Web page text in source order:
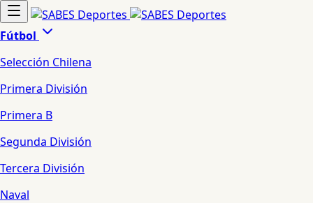
Fútbol
Selección Chilena
Primera División
Primera B
Segunda División
Tercera División
Naval